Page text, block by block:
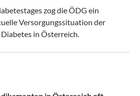
zog die ÖDG ein
Versorgungssituation der
in Österreich.